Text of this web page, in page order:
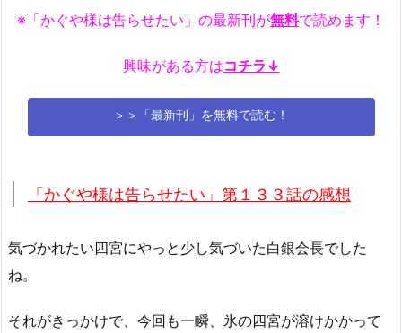
※「かぐや様は告らせたい」の最新刊が無料で読めます！
興味がある方はコチラ↓
＞＞「最新刊」を無料で読む！
「かぐや様は告らせたい」第１３３話の感想
気づかれたい四宮にやっと少し気づいた白銀会長でした
ね。
それがきっかけで、今回も一瞬、氷の四宮が溶けかかって